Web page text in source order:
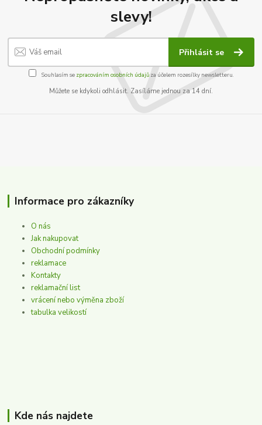
slevy!
Přihlásit se
Souhlasím se zpracováním osobních údajůza účelem rozesílky newsletteru.
Můžete se kdykoli odhlásit. Zasíláme jednou za 14 dní.
Informace pro zákazníky
O nás
Jak nakupovat
Obchodní podmínky
reklamace
Kontakty
reklamační list
vrácení nebo výměna zboží
tabulka velikostí
Kde nás najdete